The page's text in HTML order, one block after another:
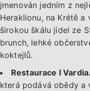
jmenován jedním z
Heraklionu, na Krétě a
širokou škálu jídel ze
brunch, lehké
koktejlů.
Restaurace I Vardia.
která podává obědy a